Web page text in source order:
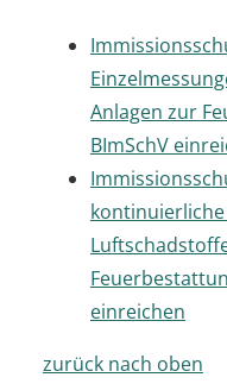
Anlagen zur
BImSchV
einreichen
zurück nach oben